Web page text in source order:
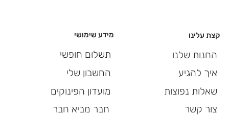
מידע שימושי
תשלום חופשי
החשבון שלי
מועדון הפינוקים
חבר מביא חבר
קצת עלינו
החנות שלנו
איך להגיע
שאלות נפוצות
צור קשר